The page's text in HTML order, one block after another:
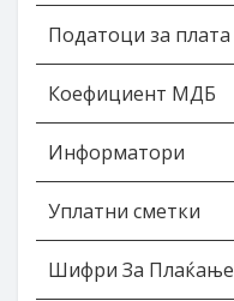
Податоци за плата
Коефициент МДБ
Информатори
Уплатни сметки
Шифри За Плаќање